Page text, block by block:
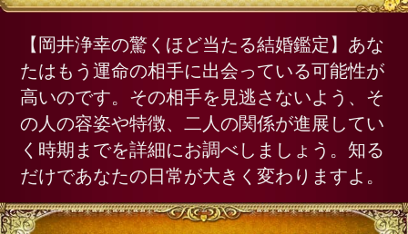
あなたの姓名顔
あなたについて
今はどんな状態？ 現在のあなたの
「結婚力」
あなたに備わる「結婚縁」――はっ
きりと見えてる？
意外と近くにいる？ あなたは「運
命の相手」ともう出会っている？